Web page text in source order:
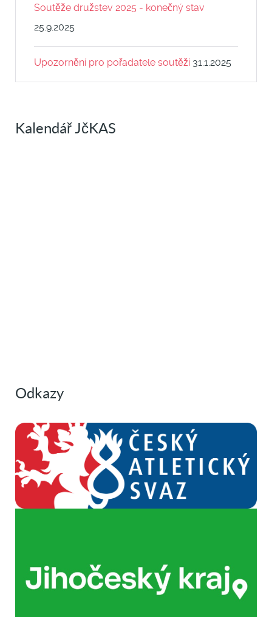
Soutěže družstev 2025 - konečný stav
25.9.2025
Upozornění pro pořadatele soutěží 31.1.2025
Kalendář JčKAS
Odkazy